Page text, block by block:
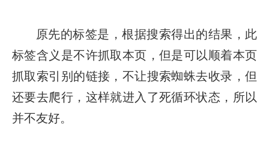
原先的标签是 ，根据搜索得出的结果，此
标签含义是不许抓取本页，但是可以顺着本页
抓取索引别的链接，不让搜索蜘蛛去收录，但
还要去爬行，这样就进入了死循环状态，所以
并不友好。